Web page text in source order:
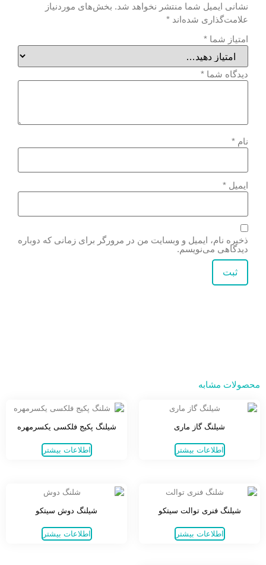
نشانی ایمیل شما منتشر نخواهد شد. بخش‌های موردنیاز
علامت‌گذاری شده‌اند *
امتیاز شما *
دیدگاه شما *
نام *
ایمیل *
ذخیره نام، ایمیل و وبسایت من در مرورگر برای زمانی که دوباره
دیدگاهی می‌نویسم.
محصولات مشابه
شیلنگ گاز ماری
اطلاعات بیشتر
شیلنگ پکیج فلکسی یکسرمهره
اطلاعات بیشتر
شیلنگ فنری توالت سیتکو
اطلاعات بیشتر
شیلنگ دوش سیتکو
اطلاعات بیشتر